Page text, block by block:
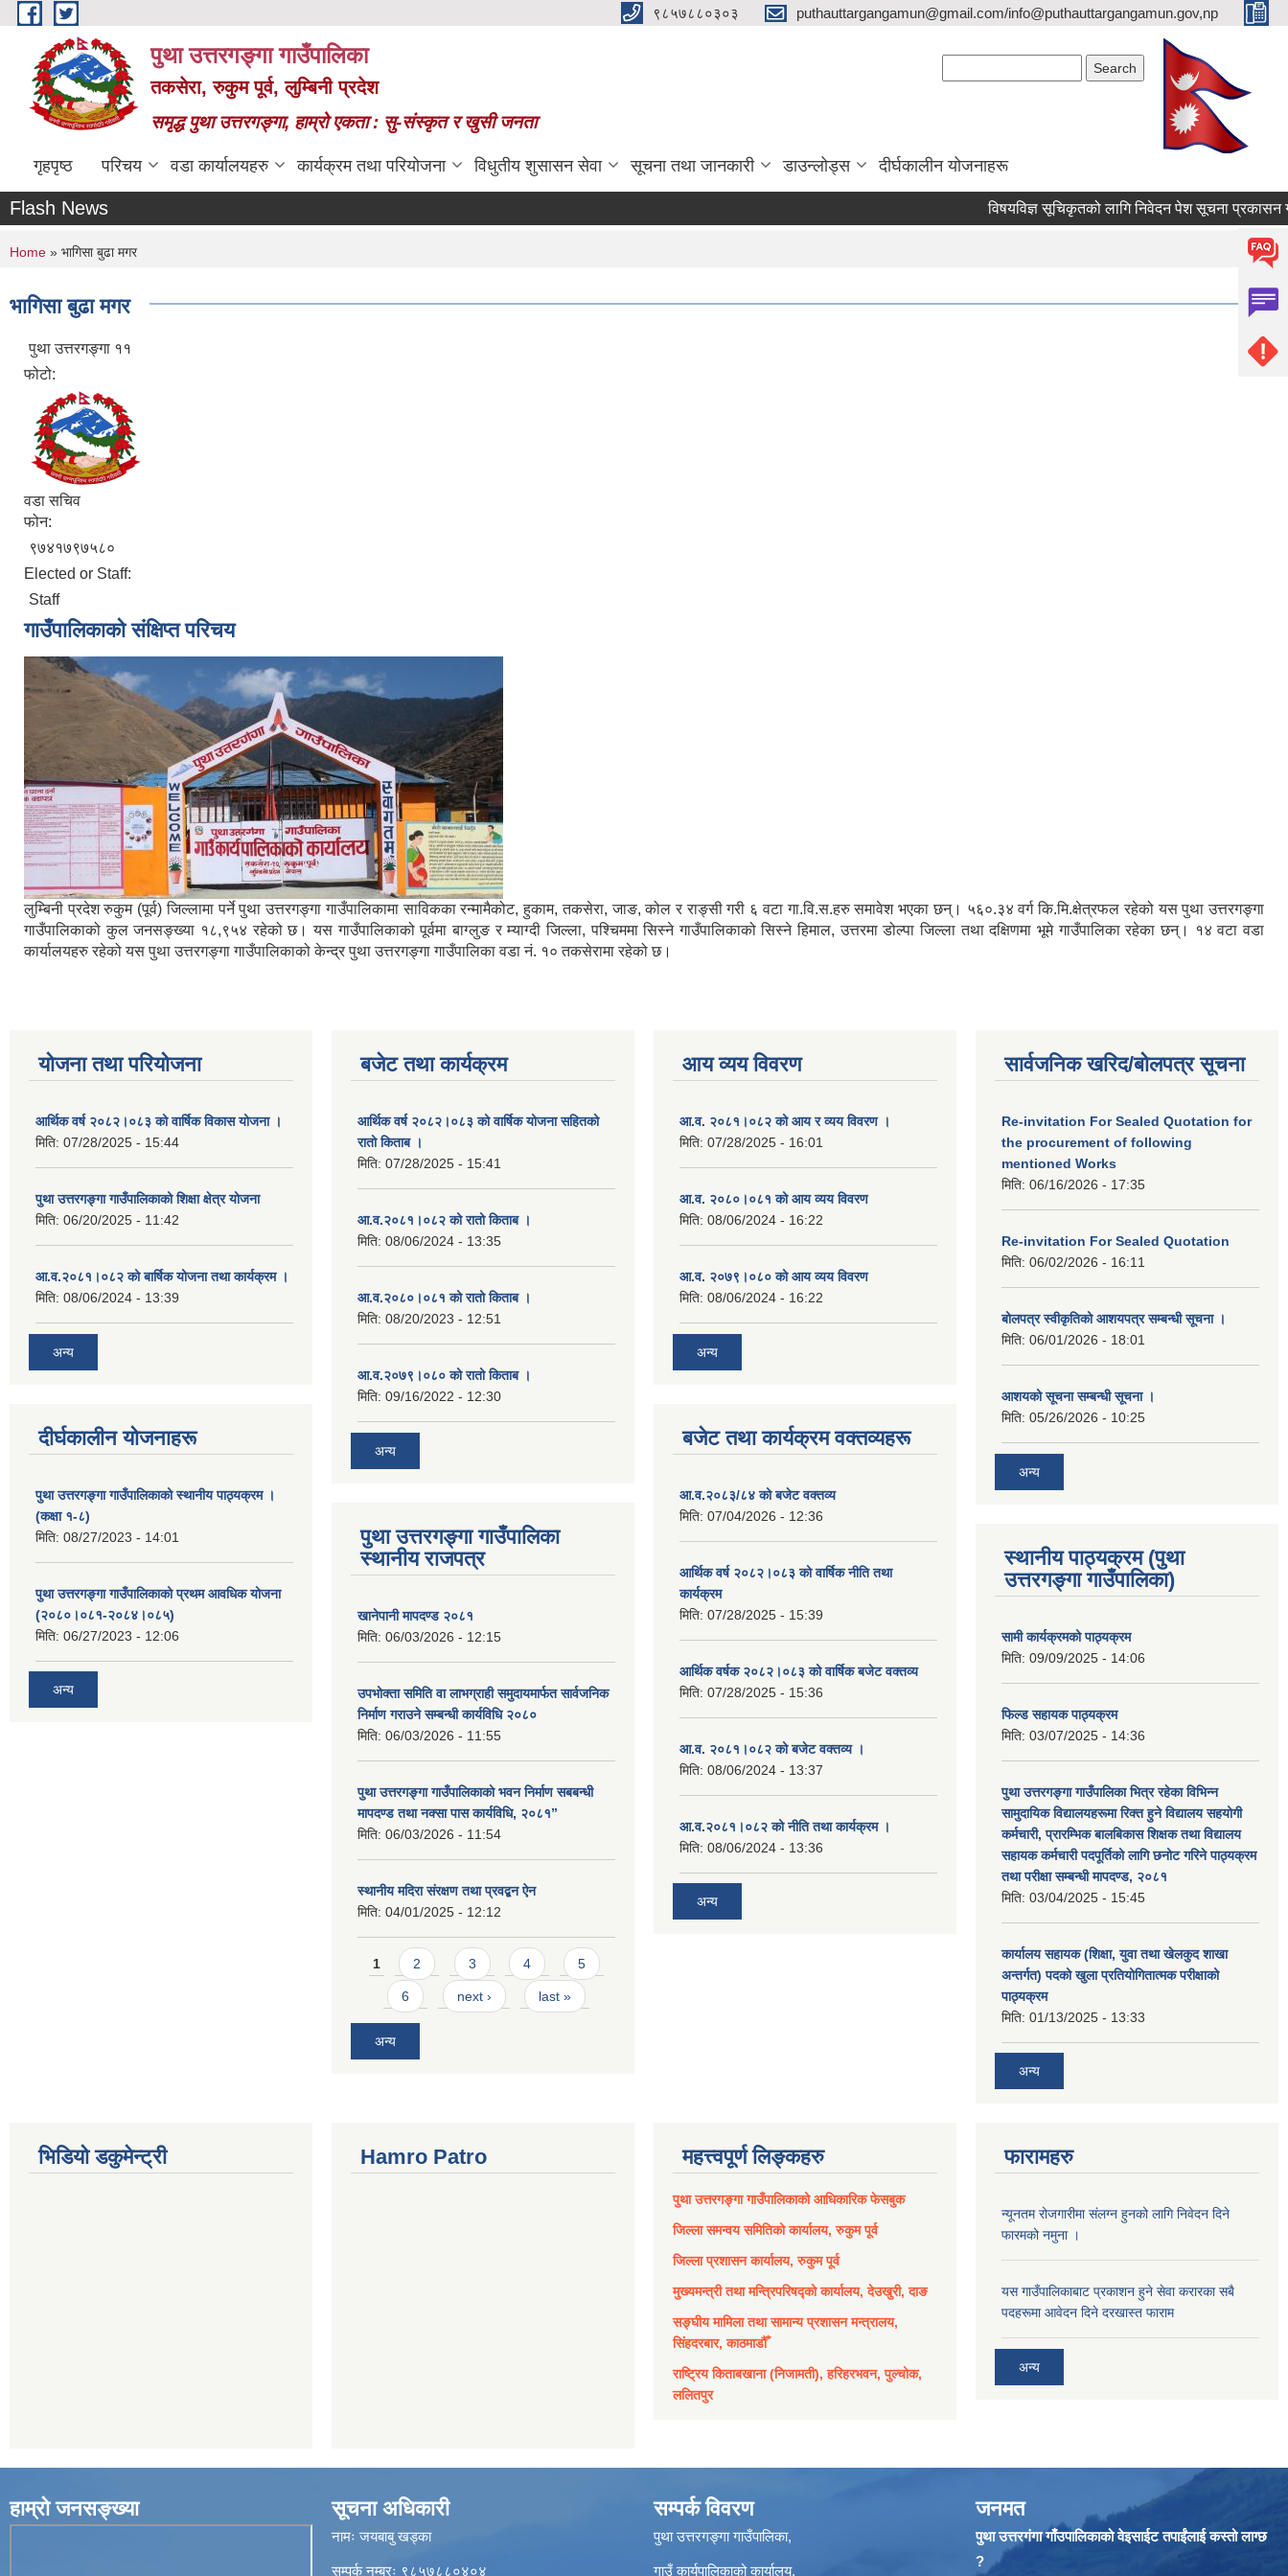
Skip to main content ९८५७८८०३०३ puthauttargangamun@gmail.com/info@puthauttargangamun.gov,np
पुथा उत्तरगङ्गा गाउँपालिका
तकसेरा, रुकुम पूर्व, लुम्बिनी प्रदेश
समृद्ध पुथा उत्तरगङ्गा, हाम्रो एकता : सु-संस्कृत र खुसी जनता
गृहपृष्ठ परिचय वडा कार्यालयहरु कार्यक्रम तथा परियोजना विधुतीय शुसासन सेवा सूचना तथा जानकारी डाउन्लोड्स दीर्घकालीन योजनाहरू
Flash News विषयविज्ञ सूचिकृतको लागि निवेदन पेश सूचना प्रकासन
You are here
Home » भागिसा बुढा मगर
भागिसा बुढा मगर
पुथा उत्तरगङ्गा ११
फोटो:
वडा सचिव
फोन:
९७४१७९७५८०
Elected or Staff:
Staff
गाउँपालिकाको संक्षिप्त परिचय
लुम्बिनी प्रदेश रुकुम (पूर्व) जिल्लामा पर्ने पुथा उत्तरगङ्गा गाउँपालिकामा साविकका रन्मामैकोट, हुकाम, तकसेरा, जाङ, कोल र राङ्सी गरी ६ वटा गा.वि.स.हरु समावेश भएका छन्। ५६०.३४ वर्ग कि.मि.क्षेत्रफल रहेको यस पुथा उत्तरगङ्गा
गाउँपालिकाको कुल जनसङ्ख्या १८,९५४ रहेको छ। यस गाउँपालिकाको पूर्वमा बाग्लुङ र म्याग्दी जिल्ला, पश्चिममा सिस्ने गाउँपालिकाको सिस्ने हिमाल, उत्तरमा डोल्पा जिल्ला तथा दक्षिणमा भूमे गाउँपालिका रहेका छन्। १४ वटा वडा
कार्यालयहरु रहेको यस पुथा उत्तरगङ्गा गाउँपालिकाको केन्द्र पुथा उत्तरगङ्गा गाउँपालिका वडा नं. १० तकसेरामा रहेको छ।
योजना तथा परियोजना
आर्थिक वर्ष २०८२।०८३ को वार्षिक विकास योजना ।
मिति: 07/28/2025 - 15:44
पुथा उत्तरगङ्गा गाउँपालिकाको शिक्षा क्षेत्र योजना
मिति: 06/20/2025 - 11:42
आ.व.२०८१।०८२ को बार्षिक योजना तथा कार्यक्रम ।
मिति: 08/06/2024 - 13:39
अन्य
दीर्घकालीन योजनाहरू
पुथा उत्तरगङ्गा गाउँपालिकाको स्थानीय पाठ्यक्रम ।
(कक्षा १-८)
मिति: 08/27/2023 - 14:01
पुथा उत्तरगङ्गा गाउँपालिकाको प्रथम आवधिक योजना
(२०८०।०८१-२०८४।०८५)
मिति: 06/27/2023 - 12:06
अन्य
बजेट तथा कार्यक्रम
आर्थिक वर्ष २०८२।०८३ को वार्षिक योजना सहितको
रातो किताब ।
मिति: 07/28/2025 - 15:41
आ.व.२०८१।०८२ को रातो किताब ।
मिति: 08/06/2024 - 13:35
आ.व.२०८०।०८१ को रातो किताब ।
मिति: 08/20/2023 - 12:51
आ.व.२०७९।०८० को रातो किताब ।
मिति: 09/16/2022 - 12:30
अन्य
पुथा उत्तरगङ्गा गाउँपालिका
स्थानीय राजपत्र
खानेपानी मापदण्ड २०८१
मिति: 06/03/2026 - 12:15
उपभोक्ता समिति वा लाभग्राही समुदायमार्फत सार्वजनिक
निर्माण गराउने सम्बन्धी कार्यविधि २०८०
मिति: 06/03/2026 - 11:55
पुथा उत्तरगङ्गा गाउँपालिकाको भवन निर्माण सबबन्धी
मापदण्ड तथा नक्सा पास कार्यविधि, २०८१”
मिति: 06/03/2026 - 11:54
स्थानीय मदिरा संरक्षण तथा प्रवद्बन ऐन
मिति: 04/01/2025 - 12:12
Pages
1 2 3 4 5
6 next › last »
अन्य
आय व्यय विवरण
आ.व. २०८१।०८२ को आय र व्यय विवरण ।
मिति: 07/28/2025 - 16:01
आ.व. २०८०।०८१ को आय व्यय विवरण
मिति: 08/06/2024 - 16:22
आ.व. २०७९।०८० को आय व्यय विवरण
मिति: 08/06/2024 - 16:22
अन्य
बजेट तथा कार्यक्रम वक्तव्यहरू
आ.व.२०८३/८४ को बजेट वक्तव्य
मिति: 07/04/2026 - 12:36
आर्थिक वर्ष २०८२।०८३ को वार्षिक नीति तथा
कार्यक्रम
मिति: 07/28/2025 - 15:39
आर्थिक वर्षक २०८२।०८३ को वार्षिक बजेट वक्तव्य
मिति: 07/28/2025 - 15:36
आ.व. २०८१।०८२ को बजेट वक्तव्य ।
मिति: 08/06/2024 - 13:37
आ.व.२०८१।०८२ को नीति तथा कार्यक्रम ।
मिति: 08/06/2024 - 13:36
अन्य
सार्वजनिक खरिद/बोलपत्र सूचना
Re-invitation For Sealed Quotation for
the procurement of following
mentioned Works
मिति: 06/16/2026 - 17:35
Re-invitation For Sealed Quotation
मिति: 06/02/2026 - 16:11
बोलपत्र स्वीकृतिको आशयपत्र सम्बन्धी सूचना ।
मिति: 06/01/2026 - 18:01
आशयको सूचना सम्बन्धी सूचना ।
मिति: 05/26/2026 - 10:25
अन्य
स्थानीय पाठ्यक्रम (पुथा
उत्तरगङ्गा गाउँपालिका)
सामी कार्यक्रमको पाठ्यक्रम
मिति: 09/09/2025 - 14:06
फिल्ड सहायक पाठ्यक्रम
मिति: 03/07/2025 - 14:36
पुथा उत्तरगङ्गा गाउँपालिका भित्र रहेका विभिन्न
सामुदायिक विद्यालयहरूमा रिक्त हुने विद्यालय सहयोगी
कर्मचारी, प्रारम्भिक बालबिकास शिक्षक तथा विद्यालय
सहायक कर्मचारी पदपूर्तिको लागि छनोट गरिने पाठ्यक्रम
तथा परीक्षा सम्बन्धी मापदण्ड, २०८१
मिति: 03/04/2025 - 15:45
कार्यालय सहायक (शिक्षा, युवा तथा खेलकुद शाखा
अन्तर्गत) पदको खुला प्रतियोगितात्मक परीक्षाको
पाठ्यक्रम
मिति: 01/13/2025 - 13:33
अन्य
भिडियो डकुमेन्ट्री Hamro Patro महत्त्वपूर्ण लिङ्कहरु
पुथा उत्तरगङ्गा गाउँपालिकाको आधिकारिक फेसबुक
जिल्ला समन्वय समितिको कार्यालय, रुकुम पूर्व
जिल्ला प्रशासन कार्यालय, रुकुम पूर्व
मुख्यमन्त्री तथा मन्त्रिपरिषद्को कार्यालय, देउखुरी, दाङ
सङ्घीय मामिला तथा सामान्य प्रशासन मन्त्रालय,
सिंहदरबार, काठमाडौँ
राष्ट्रिय किताबखाना (निजामती), हरिहरभवन, पुल्चोक,
ललितपुर
फारामहरु
न्यूनतम रोजगारीमा संलग्न हुनको लागि निवेदन दिने
फारमको नमुना ।
यस गाउँपालिकाबाट प्रकाशन हुने सेवा करारका सबै
पदहरूमा आवेदन दिने दरखास्त फाराम
अन्य
हाम्रो जनसङ्ख्या सूचना अधिकारी
नामः जयबाबु खड्का
सम्पर्क नम्बरः ९८५७८८०४०४
सम्पर्क विवरण
पुथा उत्तरगङ्गा गाउँपालिका,
गाउँ कार्यपालिकाको कार्यालय,
जनमत
पुथा उत्तरगंगा गाँउपालिकाको वेइसाईट तपाईंलाई कस्तो लाग्छ
?